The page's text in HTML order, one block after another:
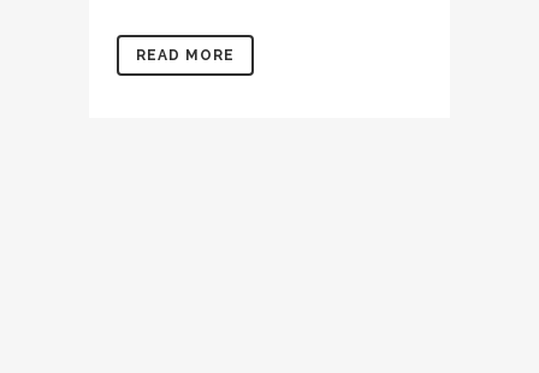
READ MORE